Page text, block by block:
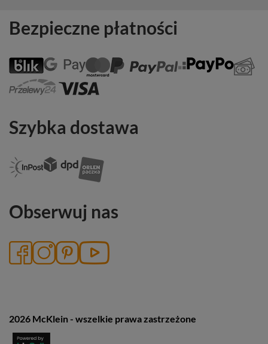
Bezpieczne płatności
Szybka dostawa
Obserwuj nas
2026 McKlein - wszelkie prawa zastrzeżone